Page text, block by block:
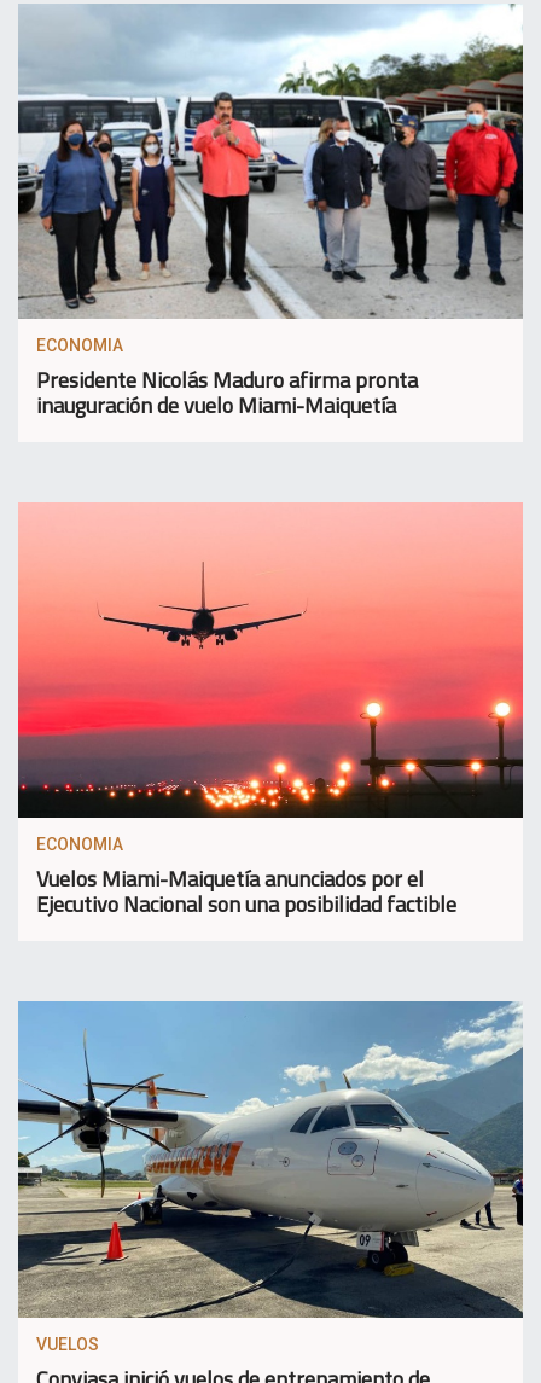
ECONOMIA
Presidente Nicolás Maduro afirma pronta
inauguración de vuelo Miami-Maiquetía
ECONOMIA
Vuelos Miami-Maiquetía anunciados por el
Ejecutivo Nacional son una posibilidad factible
VUELOS